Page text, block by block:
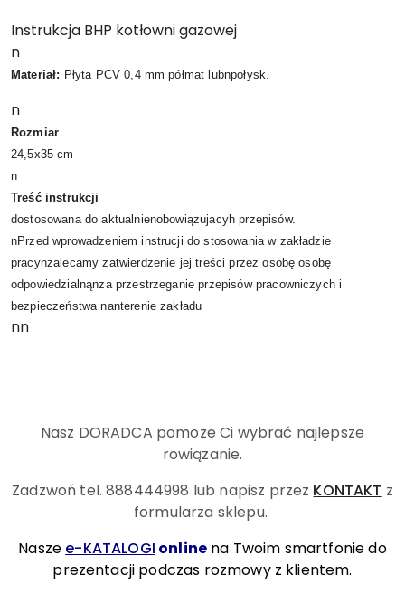
Instrukcja BHP kotłowni gazowej
n
Materiał: Płyta PCV 0,4 mm półmat lubnpołysk.
n
Rozmiar
24,5x35 cm
n
Treść instrukcji
dostosowana do aktualnienobowiązujacyh przepisów.
nPrzed wprowadzeniem instrucji do stosowania w zakładzie
pracynzalecamy zatwierdzenie jej treści przez osobę osobę
odpowiedzialnąnza przestrzeganie przepisów pracowniczych i
bezpieczeństwa nanterenie zakładu
nn
Nasz DORADCA pomoże Ci wybrać najlepsze
rowiązanie.
Zadzwoń tel. 888444998 lub napisz przez KONTAKT z
formularza sklepu.
Nasze e-KATALOGI online na Twoim smartfonie do
prezentacji podczas rozmowy z klientem.